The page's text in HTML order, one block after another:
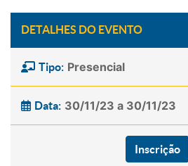
DETALHES DO EVENTO
Tipo: Presencial
Data: 30/11/23 a 30/11/23
Inscrição